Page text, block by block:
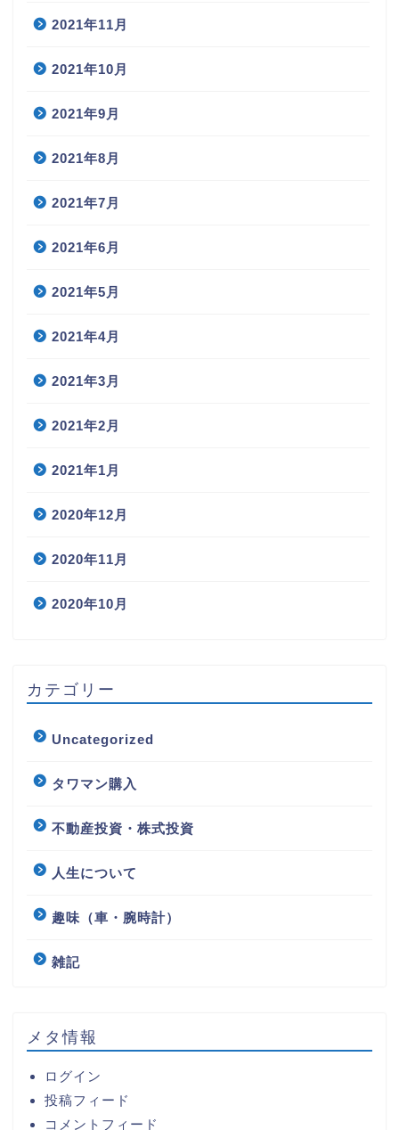
2021年11月
2021年10月
2021年9月
2021年8月
2021年7月
2021年6月
2021年5月
2021年4月
2021年3月
2021年2月
2021年1月
2020年12月
2020年11月
2020年10月
カテゴリー
Uncategorized
タワマン購入
不動産投資・株式投資
人生について
趣味（車・腕時計）
雑記
メタ情報
ログイン
投稿フィード
コメントフィード